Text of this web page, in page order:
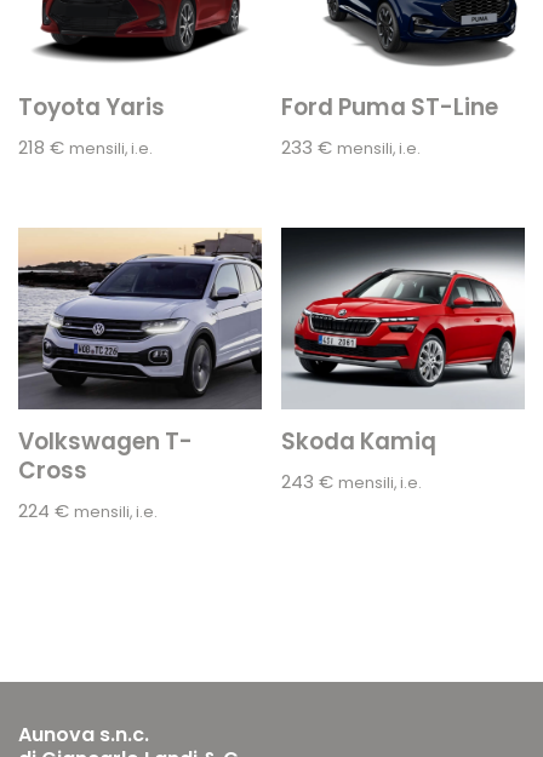
Toyota Yaris
218 € mensili, i.e.
Ford Puma ST-Line
233€ mensili, i.e.
Volkswagen T-
Cross
224 € mensili, i.e.
Skoda Kamiq
243€ mensili, i.e.
Aunova s.n.c.